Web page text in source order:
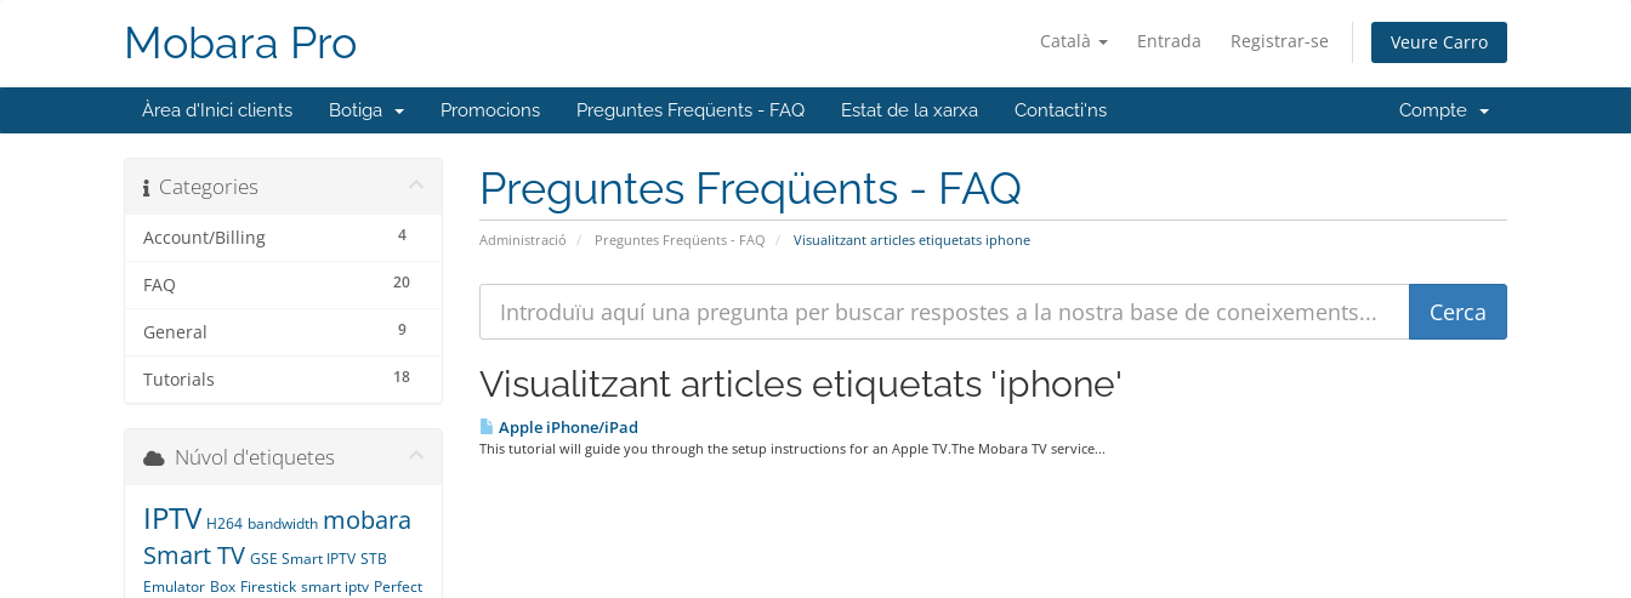
Català Entrada Registrar-se Veure Carro
Mobara Pro
Àrea d'Inici clients Botiga Promocions Preguntes Freqüents - FAQ Estat de la xarxa Contacti'ns Compte
Preguntes Freqüents - FAQ
Administració Preguntes Freqüents - FAQ Visualitzant articles etiquetats iphone
Categories
4
Account/Billing
20
FAQ
9
General
18
Tutorials Visualitzant articles etiquetats 'iphone'
Apple iPhone/iPad
This tutorial will guide you through the setup instructions for an Apple TV.The Mobara TV service...
Núvol d'etiquetes
IPTV H264 bandwidth mobara
Smart TV GSE Smart IPTV STB
Emulator Box Firestick smart iptv Perfect